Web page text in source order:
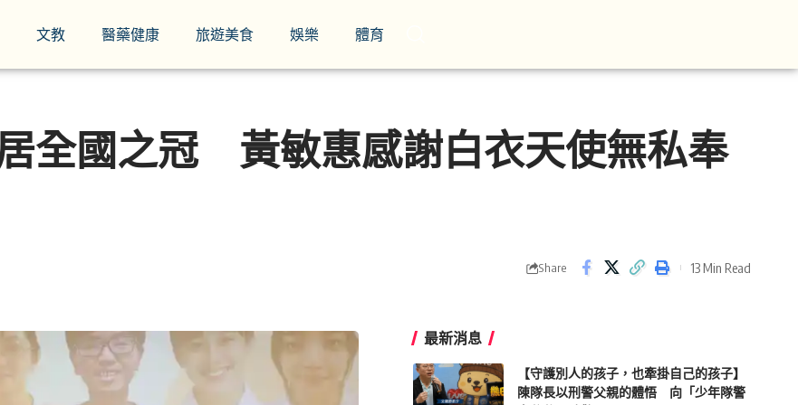
文教 醫藥健康 旅遊美食 娛樂 體育
全國之冠 黃敏惠感謝白衣天使無私奉
Share 13 Min Read
最新消息
【守護別人的孩子，也牽掛自己的孩子】
陳隊長以刑警父親的體悟 向「少年隊警